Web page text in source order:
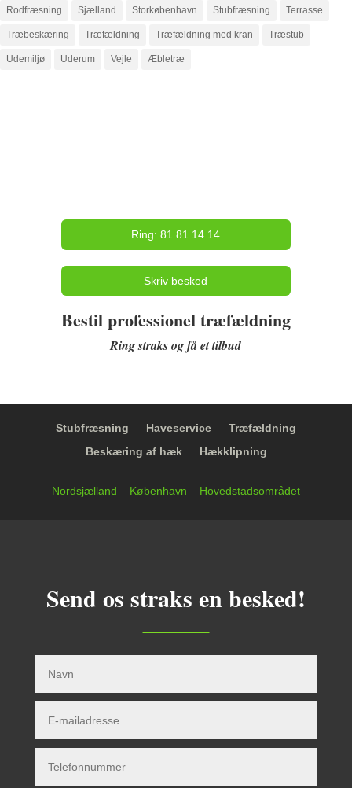
Rodfræsning Sjælland Storkøbenhavn Stubfræsning Terrasse
Træbeskæring Træfældning Træfældning med kran Træstub
Udemiljø Uderum Vejle Æbletræ
Ring: 81 81 14 14
Skriv besked
Bestil professionel træfældning
Ring straks og få et tilbud
Stubfræsning Haveservice
Træfældning
Beskæring af hæk
Hækklipning
Nordsjælland – København – Hovedstadsområdet
Send os straks en besked!